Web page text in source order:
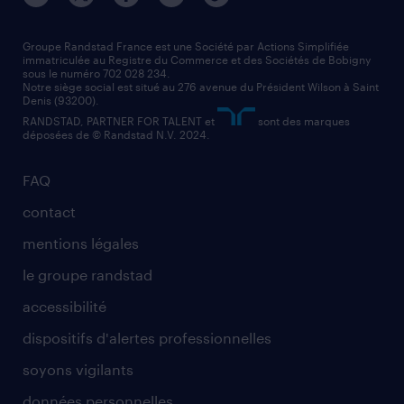
assistant administratif
comptable
faq intérim / recrutement
nos agences par région
nos cabinets de recrutement
FAQ
contact
mentions légales
le groupe randstad
accessibilité
dispositifs d'alertes professionnelles
soyons vigilants
Groupe Randstad France est une Société par Actions Simplifiée
immatriculée au Registre du Commerce et des Sociétés de Bobigny
sous le numéro 702 028 234.
Notre siège social est situé au 276 avenue du Président Wilson à Saint
Denis (93200).
RANDSTAD, PARTNER FOR TALENT et
sont des marques
déposées de © Randstad N.V. 2024.